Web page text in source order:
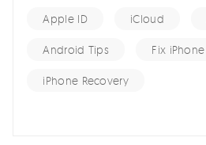
Apple ID iCloud
Android Tips Fix iPhone
iPhone Recovery